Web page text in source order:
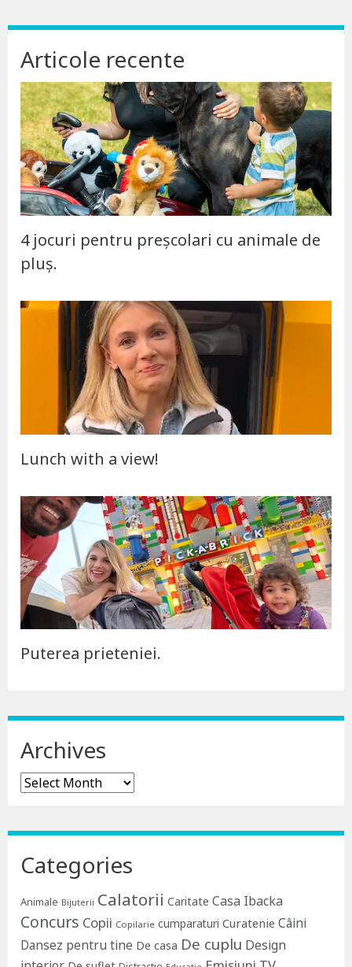
Articole recente
4 jocuri pentru preșcolari cu animale de
pluș.
Lunch with a view!
Puterea prieteniei.
Archives
Archives
Categories
Animale Bijuterii Calatorii Caritate Casa Ibacka
Concurs Copii Copilarie cumparaturi Curatenie Câini
Dansez pentru tine De casa De cuplu Design